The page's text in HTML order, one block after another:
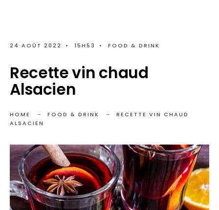
24 AOÛT 2022 • 15H53 • FOOD & DRINK
Recette vin chaud
Alsacien
HOME FOOD & DRINK
RECETTE VIN CHAUD
ALSACIEN